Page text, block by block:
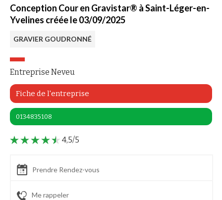
Conception Cour en Gravistar® à Saint-Léger-en-
Yvelines créée le 03/09/2025
GRAVIER GOUDRONNÉ
Entreprise Neveu
Fiche de l'entreprise
0134835108
4,5/5
Prendre Rendez-vous
Me rappeler